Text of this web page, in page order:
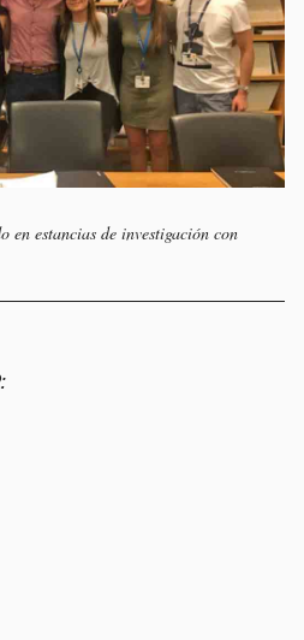
en estancias de investigación con